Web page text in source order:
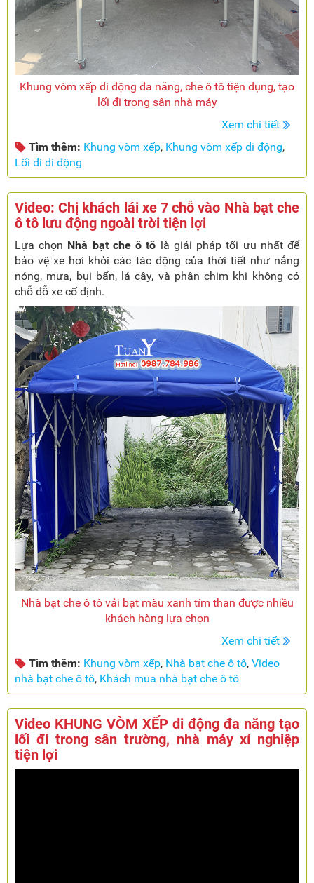
Khung vòm xếp di động đa năng, che ô tô tiện dụng, tạo
lối đi trong sân nhà máy
Xem chi tiết
Tìm thêm: Khung vòm xếp, Khung vòm xếp di động,
Lối đi di động
Video: Chị khách lái xe 7 chỗ vào Nhà bạt che
ô tô lưu động ngoài trời tiện lợi
Lựa chọn Nhà bạt che ô tô là giải pháp tối ưu nhất để
bảo vệ xe hơi khỏi các tác động của thời tiết như nắng
nóng, mưa, bụi bẩn, lá cây, và phân chim khi không có
chỗ đỗ xe cố định.
Nhà bạt che ô tô vải bạt màu xanh tím than được nhiều
khách hàng lựa chọn
Xem chi tiết
Tìm thêm: Khung vòm xếp, Nhà bạt che ô tô, Video
nhà bạt che ô tô, Khách mua nhà bạt che ô tô
Video KHUNG VÒM XẾP di động đa năng tạo
lối đi trong sân trường, nhà máy xí nghiệp
tiện lợi